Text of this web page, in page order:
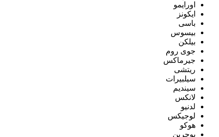
اورايمو
ايكونز
باسى
بيسوس
بيلكن
جوى روم
جيرماكس
ريتشى
سيلبيرات
سينديم
لانكس
لدنيو
لوجيكس
هوكو
يوجرين